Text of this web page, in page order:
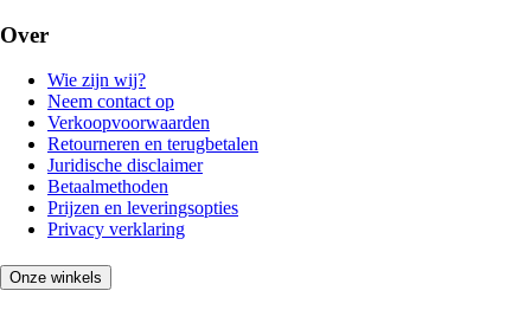
Over
Wie zijn wij?
Neem contact op
Verkoopvoorwaarden
Retourneren en terugbetalen
Juridische disclaimer
Betaalmethoden
Prijzen en leveringsopties
Privacy verklaring
Onze winkels